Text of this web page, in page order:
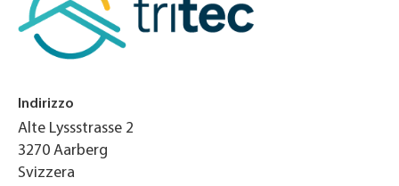
Indirizzo
Alte Lyssstrasse 2
3270 Aarberg
Svizzera